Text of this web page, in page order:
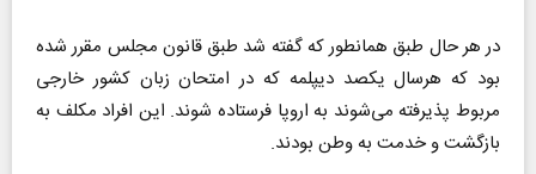
در هر حال طبق همانطور که گفته شد طبق قانون مجلس مقرر شده
بود که هرسال یکصد دیپلمه که در امتحان زبان کشور خارجی
مربوط پذیرفته می‌شوند به اروپا فرستاده شوند. این افراد مکلف به
بازگشت و خدمت به وطن بودند.